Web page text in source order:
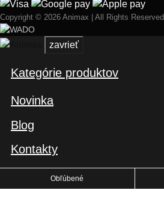
Copyright © 2026 Animax | All Rights Reserved
zavrieť
Kategórie produktov
Novinka
Blog
Kontakty
Obľúbené